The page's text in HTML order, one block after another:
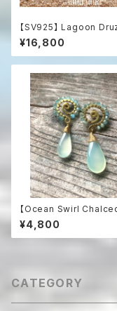
【SV925】 Lagoon
h Blue Topaz &
e 海の女神のドゥルー
テートメントネックレス
¥16,800
【Ocean Swirl
'Aqua'】波の渦から滴る
ドニーのボヘミアンピアス
¥4,800
CATEGORY